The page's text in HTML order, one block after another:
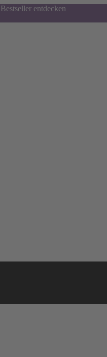
entdecken